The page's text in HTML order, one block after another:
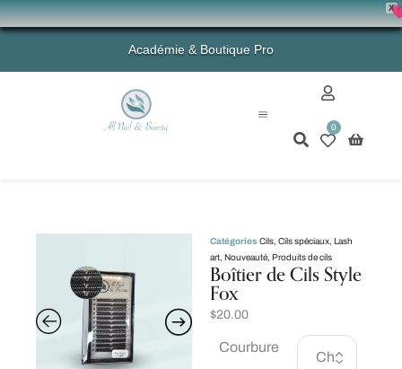
X
💗
Académie & Boutique Pro
0
Catégories Cils Cils spéciaux Lash
art Nouveauté Produits de cils
Boîtier de Cils Style
Fox
$20.00
Courbure